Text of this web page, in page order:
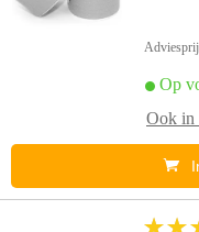
Op
Ook in